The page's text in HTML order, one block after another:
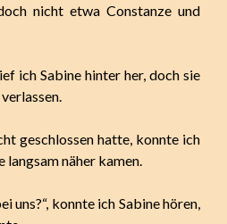
nicht etwa Constanze und
ich Sabine hinter her, doch sie
geschlossen hatte, konnte ich
langsam näher kamen.
uns?“, konnte ich Sabine hören,